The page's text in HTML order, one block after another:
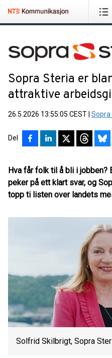
Sopra Steria er
attraktive
26.5.2026 13:55:05 CEST Sopra
Del
Hva får folk til å bli i jobben?
peker på ett klart svar, og
topp ti listen over landets
Solfrid Skilbrigt, Sopra